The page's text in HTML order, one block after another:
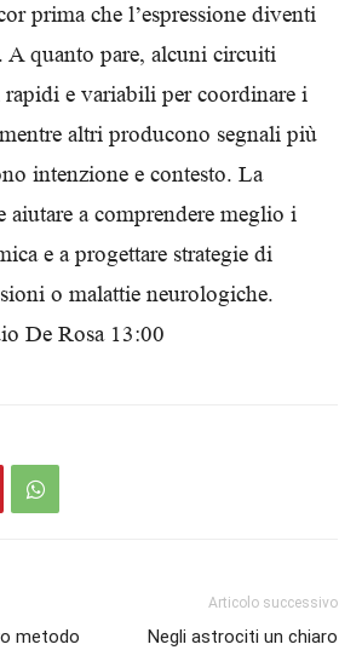
prima che l’espressione diventi
quanto pare, alcuni circuiti
e variabili per coordinare i
altri producono segnali più
intenzione e contesto. La
aiutare a comprendere meglio i
e a progettare strategie di
o malattie neurologiche.
De Rosa 13:00
metodo
Articolo successivo
Negli astrociti un chiaro